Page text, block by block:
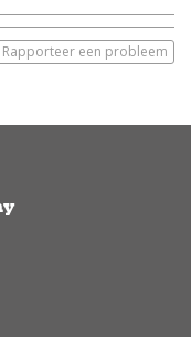
Rapporteer een probleem